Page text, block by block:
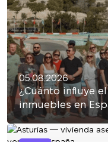
05.08.2026
¿Cuánto influye
inmuebles en